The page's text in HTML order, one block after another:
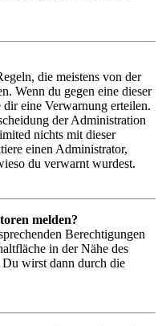
die meistens von der
Wenn du gegen eine dieser
dir eine Verwarnung erteilen.
der Administration
nichts mit dieser
einen Administrator,
du verwarnt wurdest.
melden?
Berechtigungen
in der Nähe des
wirst dann durch die